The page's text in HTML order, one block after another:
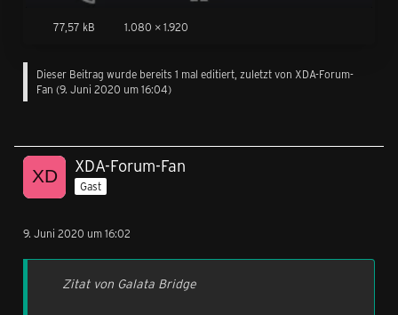
77,57 kB 1.080 × 1.920
Dieser Beitrag wurde bereits 1 mal editiert, zuletzt von XDA-Forum-
Fan (9. Juni 2020 um 16:04)
XDA-Forum-Fan
Gast
9. Juni 2020 um 16:02
Zitat von Galata Bridge